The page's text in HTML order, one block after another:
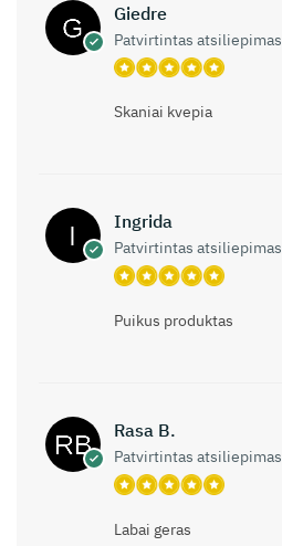
Giedre
Patvirtintas atsiliepimas
Skaniai kvepia
Ingrida
Patvirtintas atsiliepimas
Puikus produktas
Rasa B.
Patvirtintas atsiliepimas
Labai geras